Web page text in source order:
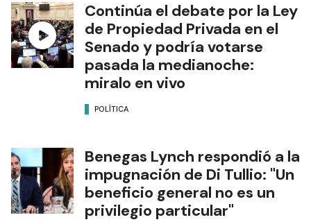
Continúa el debate por la Ley
de Propiedad Privada en el
Senado y podría votarse
pasada la medianoche:
miralo en vivo
POLÍTICA
Benegas Lynch respondió a la
impugnación de Di Tullio: "Un
beneficio general no es un
privilegio particular"